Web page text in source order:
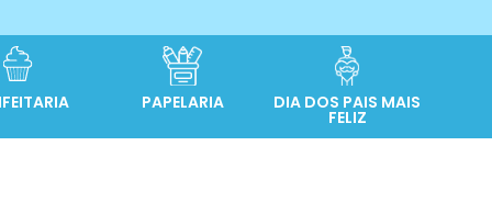
PAPELARIA DIA DOS PAIS MAIS
FELIZ